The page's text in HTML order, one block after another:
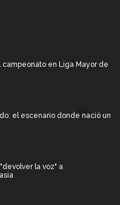
campeonato en Liga Mayor de
el escenario donde nació un
la voz" a